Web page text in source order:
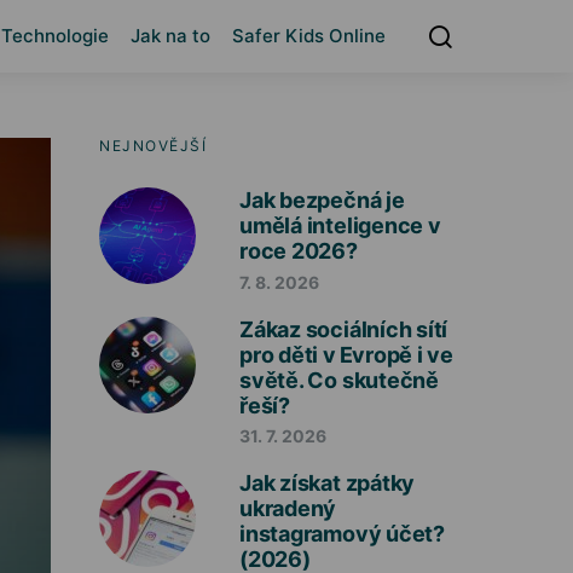
Technologie Jak na to Safer Kids Online
NEJNOVĚJŠÍ
Jak bezpečná je
umělá inteligence v
roce 2026?
7. 8. 2026
Zákaz sociálních sítí
pro děti v Evropě i ve
světě. Co skutečně
řeší?
31. 7. 2026
Jak získat zpátky
ukradený
instagramový účet?
(2026)